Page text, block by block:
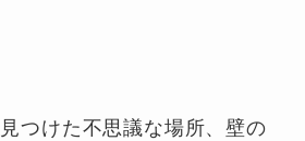
つけた不思議な場所、壁の